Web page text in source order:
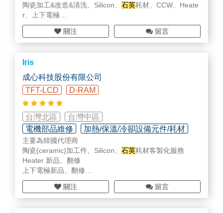
陶瓷加工&改造&清洗、Silicon、 石英耗材、CCW、Heate
r、上下電極
-維修-
閥件、電控、Chiller、RPS
關注 留言
Iris
成心科技股份有限公司
TFT-LCD
D-RAM
台灣北區
台灣中區
電機部品維修
加熱/保溫/冷卻設備元件/耗材
精密清洗/表面處理/翻修加工
主要為韓國代理商
陶瓷(ceramic)加工件、Silicon、 石英耗材客製化服務
Heater 新品、翻修
上下電極新品、翻修
電控類、閥件、RPS、Chiller維修
陽極處理
關注 留言